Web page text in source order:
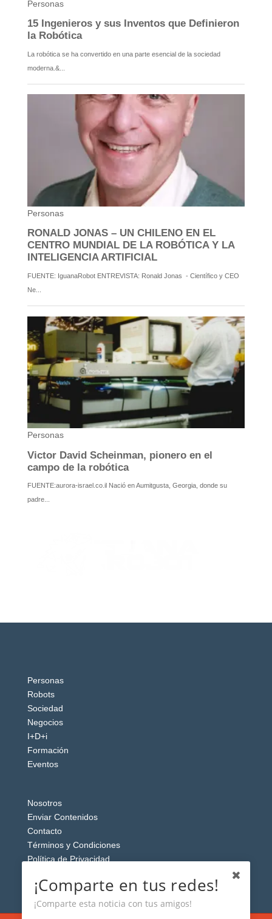
Personas
Robots
Sociedad
Negocios
I+D+i
Formación
Eventos
Nosotros
Enviar Contenidos
Contacto
Términos y Condiciones
Política de Privacidad
¡Comparte en tus redes!
¡Comparte esta noticia con tus amigos!